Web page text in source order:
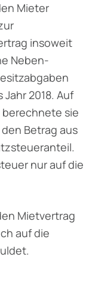
Mieter
insoweit
Neben­
2018. Auf
sie
Betrag aus
nur auf die
Mietvertrag
auf die